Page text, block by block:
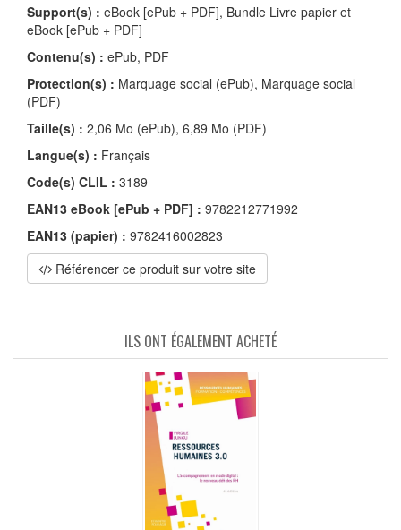
Support(s) : eBook [ePub + PDF], Bundle Livre papier et
eBook [ePub + PDF]
Contenu(s) : ePub, PDF
Protection(s) : Marquage social (ePub), Marquage social
(PDF)
Taille(s) : 2,06 Mo (ePub), 6,89 Mo (PDF)
Langue(s) : Français
Code(s) CLIL : 3189
EAN13 eBook [ePub + PDF] : 9782212771992
EAN13 (papier) : 9782416002823
Référencer ce produit sur votre site
ILS ONT ÉGALEMENT ACHETÉ